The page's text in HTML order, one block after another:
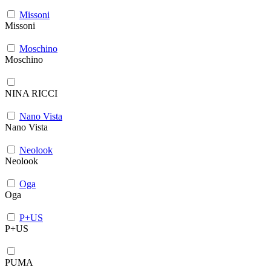
Missoni
Missoni
Moschino
Moschino
NINA RICCI
Nano Vista
Nano Vista
Neolook
Neolook
Oga
Oga
P+US
P+US
PUMA